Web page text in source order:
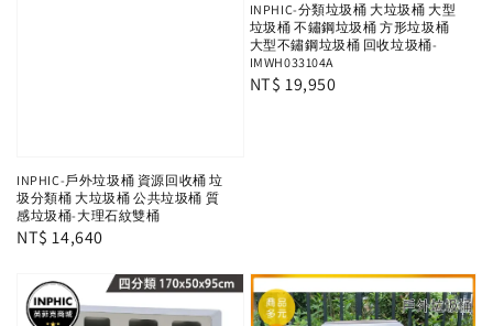
INPHIC-戶外垃圾桶 資源回收桶 垃
圾分類桶 大垃圾桶 公共垃圾桶 質
感垃圾桶-大理石紋雙桶
Regular
NT$ 14,640
INPHIC-分類垃圾桶 大垃圾桶 大型
垃圾桶 不鏽鋼垃圾桶 方形垃圾桶
大型不鏽鋼垃圾桶 回收垃圾桶-
IMWH033104A
Regular
NT$ 19,950